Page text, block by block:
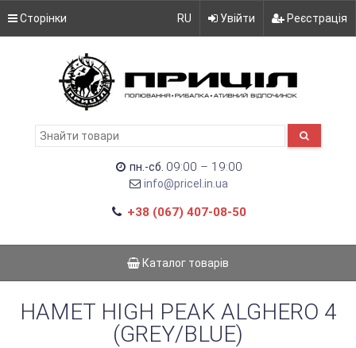
Сторінки RU Увійти Реєстрація
пн.-сб. 09:00 – 19:00
info@pricel.in.ua
+38 (067) 407-08-50
Каталог товарів
НАМЕТ HIGH PEAK ALGHERO 4
(GREY/BLUE)